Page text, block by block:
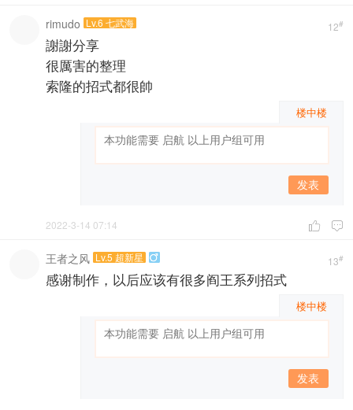
12#
rimudo Lv.6 七武海
謝謝分享
很厲害的整理
索隆的招式都很帥
楼中楼
发表
 
2022-3-14 07:14
13#
王者之风 Lv.5 超新星 
感谢制作，以后应该有很多阎王系列招式
楼中楼
发表